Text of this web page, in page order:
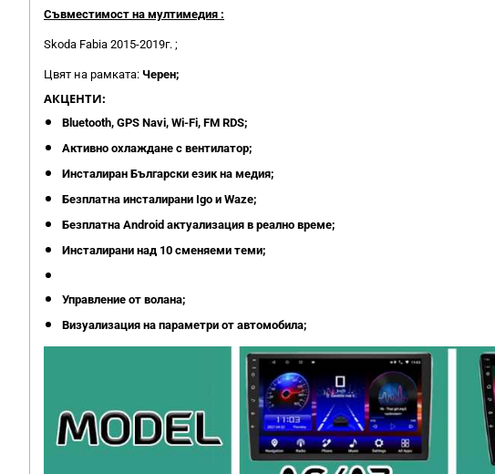
Съвместимост на мултимедия :
Skoda Fabia 2015-2019г. ;
Цвят на рамката: Черен;
АКЦЕНТИ:
Bluetooth, GPS Navi, Wi-Fi, FM RDS;
Активно охлаждане с вентилатор;
Инсталиран Български език на медия;
Безплатна инсталирани Igo и Waze;
Безплатна Android актуализация в реално време;
Инсталирани над 10 сменяеми теми;
Управление от волана;
Визуализация на параметри от автомобила;